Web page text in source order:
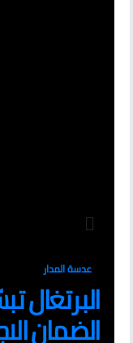
عدسة المدار
البرتغال
الضمان